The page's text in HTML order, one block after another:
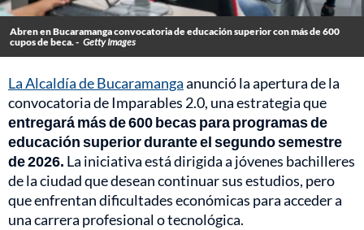
Abren en Bucaramanga convocatoria de educación superior con más de 600
cupos de beca. - Getty Images
La Alcaldía de Bucaramangaanunció la apertura de la
convocatoria de Imparables 2.0, una estrategia que
entregará más de 600 becas para programas de
educación superior durante el segundo semestre
de 2026. La iniciativa está dirigida a jóvenes bachilleres
de la ciudad que desean continuar sus estudios, pero
que enfrentan dificultades económicas para acceder a
una carrera profesional o tecnológica.